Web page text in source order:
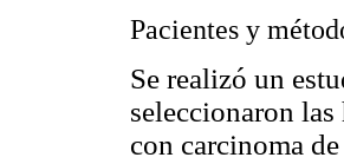
Pacientes y
Se realizó un
seleccionaron
con carcinoma